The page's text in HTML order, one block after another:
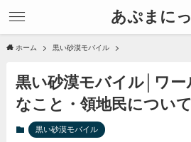
あぷまにっ
ホーム 黒い砂漠モバイル
黒い砂漠モバイル│ワー
なこと・領地民につい
黒い砂漠モバイル